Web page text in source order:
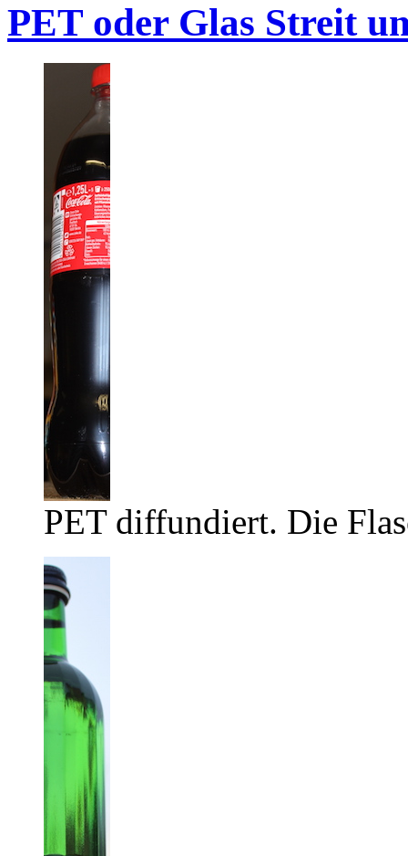
PET oder Glas Streit
PET diffundiert. Die